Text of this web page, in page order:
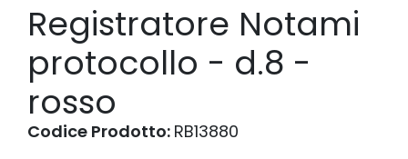
Registratore Notami
protocollo - d.8 -
rosso
Codice Prodotto: RB13880